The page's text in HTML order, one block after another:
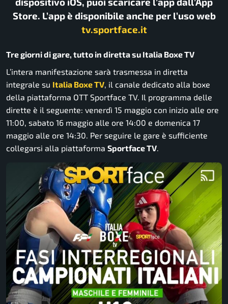
Store. L’app è disponibile anche per l’uso web
tv.sportface.it
Tre giorni di gare, tutto in diretta su Italia Boxe TV
L’intera manifestazione sarà trasmessa in diretta
integrale su Italia Boxe TV , il canale dedicato alla boxe
della piattaforma OTT Sportface TV. Il programma delle
dirette è il seguente: venerdì 15 maggio con inizio alle ore
11:00, sabato 16 maggio alle ore 14:00 e domenica 17
maggio alle ore 14:30. Per seguire le gare è sufficiente
collegarsi alla piattaforma Sportface TV